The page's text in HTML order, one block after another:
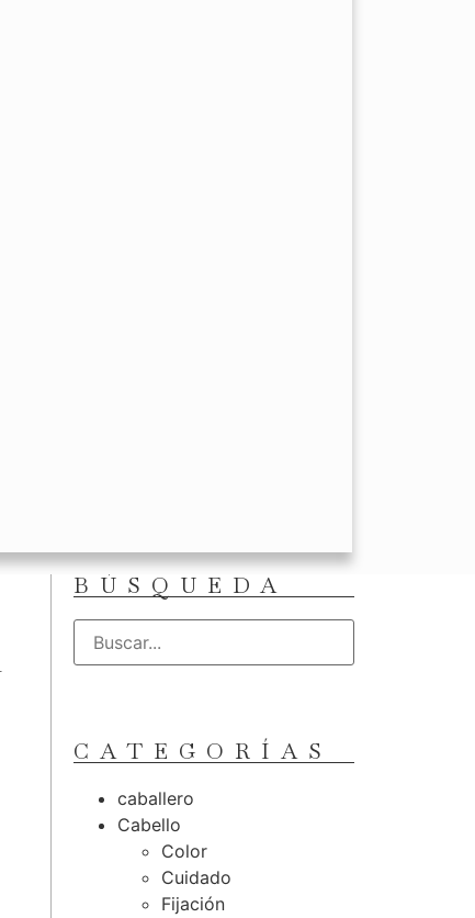
BÚSQUEDA
CATEGORÍAS
caballero
Cabello
Color
Cuidado
Fijación